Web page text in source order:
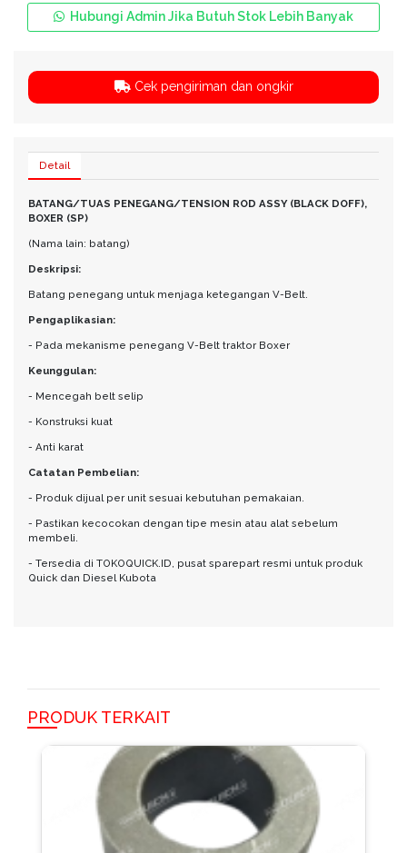
Hubungi Admin Jika Butuh Stok Lebih Banyak
Cek pengiriman dan ongkir
Detail
BATANG/TUAS PENEGANG/TENSION ROD ASSY (BLACK DOFF),
BOXER (SP)
(Nama lain: batang)
Deskripsi:
Batang penegang untuk menjaga ketegangan V-Belt.
Pengaplikasian:
- Pada mekanisme penegang V-Belt traktor Boxer
Keunggulan:
- Mencegah belt selip
- Konstruksi kuat
- Anti karat
Catatan Pembelian:
- Produk dijual per unit sesuai kebutuhan pemakaian.
- Pastikan kecocokan dengan tipe mesin atau alat sebelum
membeli.
- Tersedia di TOKOQUICK.ID, pusat sparepart resmi untuk produk
Quick dan Diesel Kubota
PRODUK TERKAIT